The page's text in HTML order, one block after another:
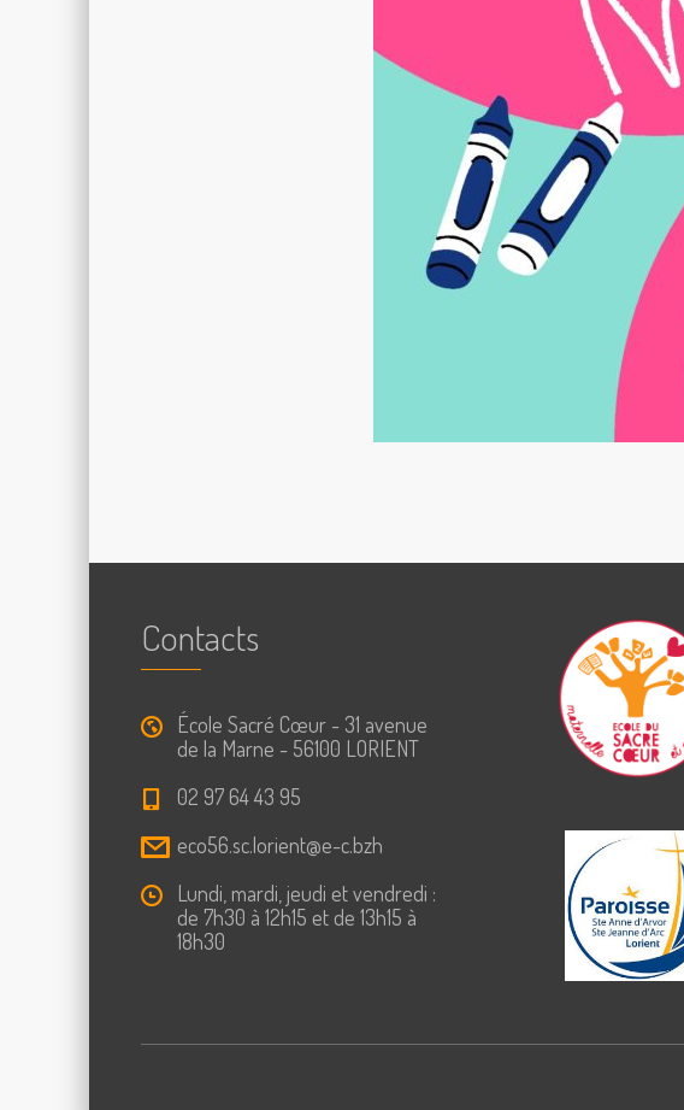
Contacts
École Sacré Cœur - 31 avenue
de la Marne - 56100 LORIENT
02 97 64 43 95
eco56.sc.lorient@e-c.bzh
Lundi, mardi, jeudi et vendredi :
de 7h30 à 12h15 et de 13h15 à
18h30